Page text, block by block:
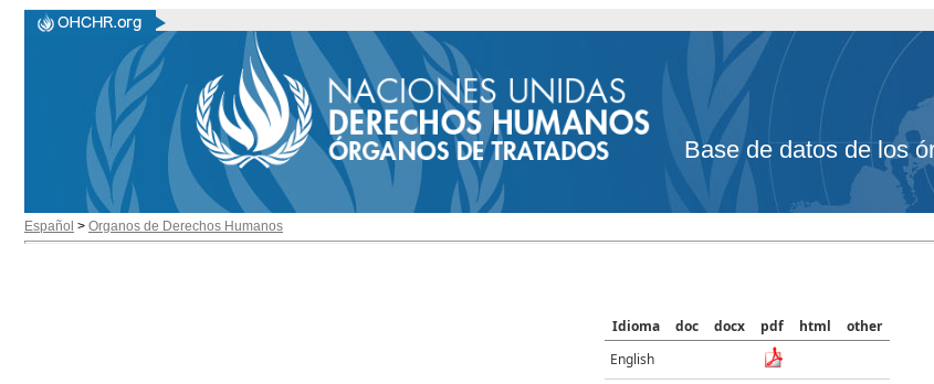
Base de datos de los
Español > Organos de Derechos Humanos
Idioma doc docx pdf html
other
English